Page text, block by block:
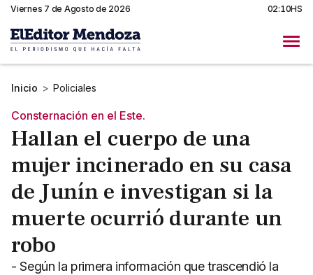
Viernes 7 de Agosto de 2026 02:10HS
Inicio > Policiales
Consternación en el Este.
Hallan el cuerpo de una
mujer incinerado en su casa
de Junín e investigan si la
muerte ocurrió durante un
robo
- Según la primera información que trascendió la